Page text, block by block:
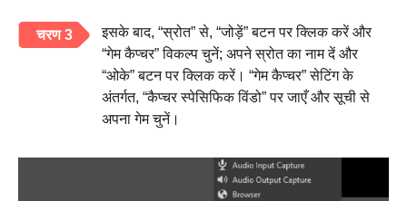
चरण 3
इसके बाद, “स्रोत” से, “जोड़ें” बटन पर क्लिक करें और
“गेम कैप्चर” विकल्प चुनें; अपने स्रोत का नाम दें और
“ओके” बटन पर क्लिक करें। “गेम कैप्चर” सेटिंग के
अंतर्गत, “कैप्चर स्पेसिफिक विंडो” पर जाएँ और सूची से
अपना गेम चुनें।